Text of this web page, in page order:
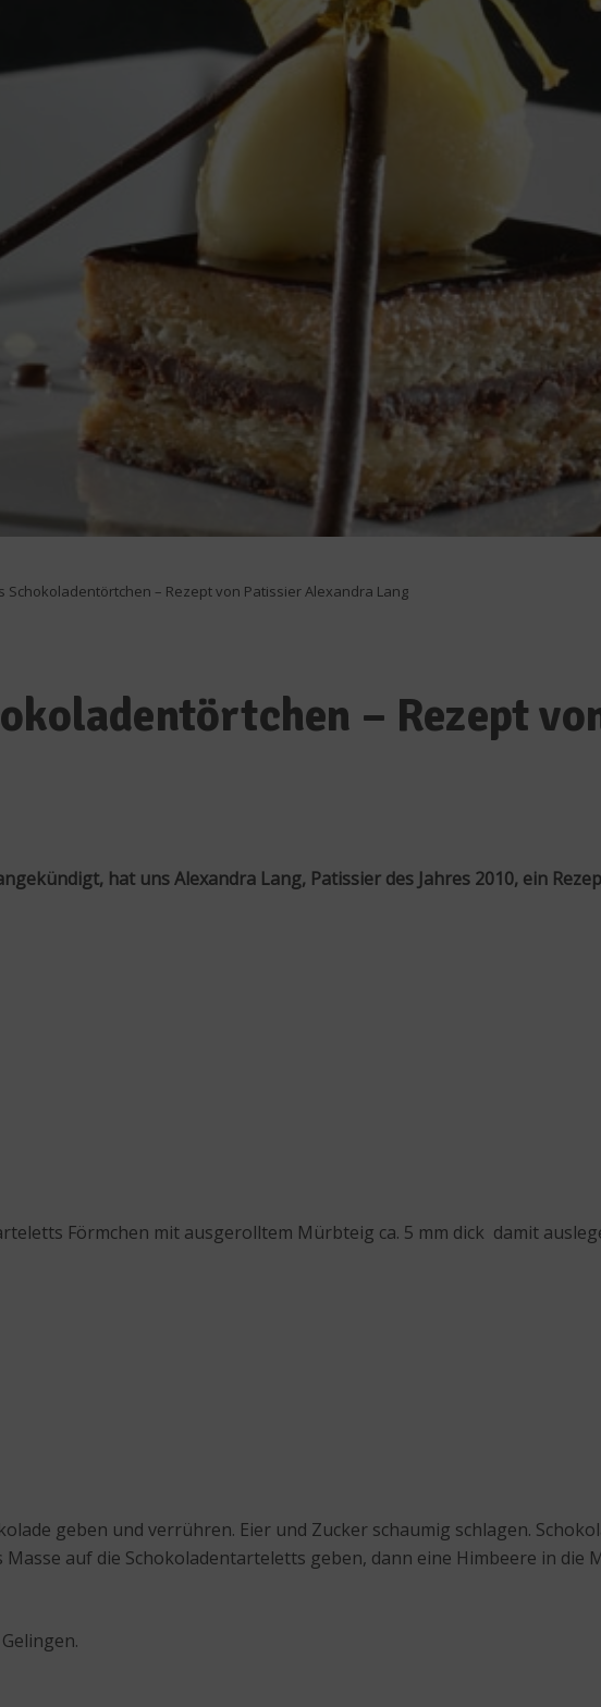
Schokoladentörtchen – Rezept von Patissier Alexandra Lang
– Rezept
hat uns Alexandra Lang, Patissier des Jahres 2010, ein
Förmchen mit ausgerolltem Mürbteig ca. 5 mm dick damit
geben und verrühren. Eier und Zucker schaumig schlagen.
auf die Schokoladentarteletts geben, dann eine Himbeere in die